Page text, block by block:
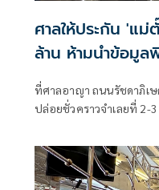
ศาลให้ประกัน 'แม่
ล้าน ห้ามนำข้อมู
ที่ศาลอาญา ถนนรัชดาภิเ
ปล่อยชั่วคราวจำเลยที่ 2-
หรือป๋าเบียร์ ,นางสาวกร
จำเลยที่ 1-3